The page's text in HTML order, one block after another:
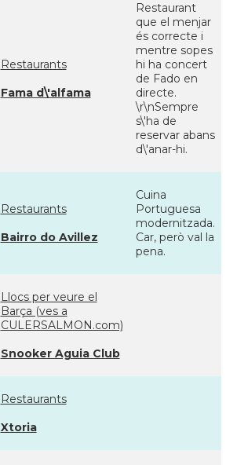
Restaurants
Fama d\'alfama
Restaurant
que el menjar
és correcte i
mentre sopes
hi ha concert
de Fado en
directe.
\r\nSempre
s\'ha de
reservar abans
d\'anar-hi.
Restaurants
Bairro do Avillez
Cuina
Portuguesa
modernitzada.
Car, però val la
pena.
Llocs per veure el
Barça (ves a
CULERSALMON.com)
Snooker Aguia Club
Restaurants
Xtoria